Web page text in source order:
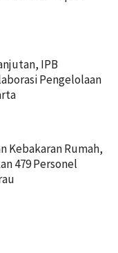
IPB
Pengelolaan
Kebakaran Rumah,
479 Personel